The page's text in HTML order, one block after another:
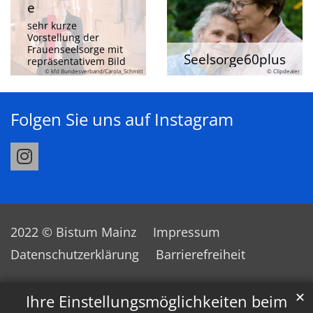
Ihre Einstellungsmöglichkeiten beim ✕
e
sehr kurze
Vorstellung der
Frauenseelsorge mit
repräsentativem Bild
© kfd Bundesverband/Carola_Schmitt
Seelsorge60plus
© Clipdealer
Folgen Sie uns auf Instagram
2022 © Bistum Mainz
Impressum
Datenschutzerklärung
Barrierefreiheit